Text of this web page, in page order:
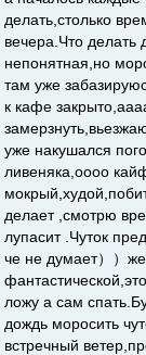
делать,столько
вечера.Что делать
непонятная,но
там уже
к кафе
уже накушался
ливеняка,оооо
делает ,смотрю
лупасит .Чуток
че не думает））
ложу а сам
дождь моросить
встречный